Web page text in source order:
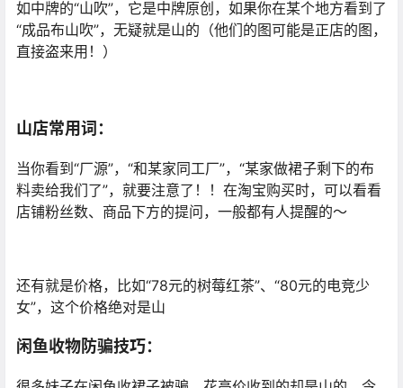
如中牌的“山吹”，它是中牌原创，如果你在某个地方看到了
“成品布山吹”，无疑就是山的（他们的图可能是正店的图，
直接盗来用！）
山店常用词：
当你看到“厂源”，“和某家同工厂”，“某家做裙子剩下的布
料卖给我们了”，就要注意了！！在淘宝购买时，可以看看
店铺粉丝数、商品下方的提问，一般都有人提醒的～
还有就是价格，比如“78元的树莓红茶”、“80元的电竞少
女”，这个价格绝对是山
闲鱼收物防骗技巧：